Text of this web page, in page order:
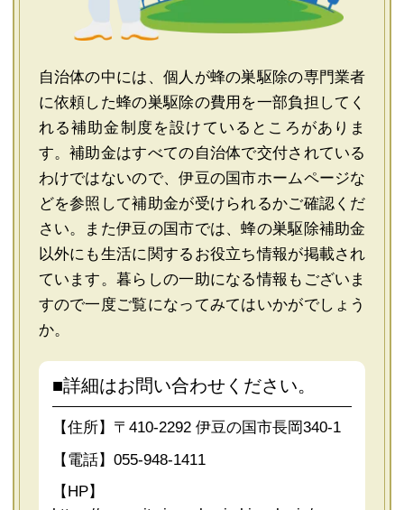
自治体の中には、個人が蜂の巣駆除の専門業者
に依頼した蜂の巣駆除の費用を一部負担してく
れる補助金制度を設けているところがありま
す。補助金はすべての自治体で交付されている
わけではないので、伊豆の国市ホームページな
どを参照して補助金が受けられるかご確認くだ
さい。また伊豆の国市では、蜂の巣駆除補助金
以外にも生活に関するお役立ち情報が掲載され
ています。暮らしの一助になる情報もございま
すので一度ご覧になってみてはいかがでしょう
か。
■詳細はお問い合わせください。
【住所】〒410-2292 伊豆の国市長岡340-1
【電話】055-948-1411
【HP】